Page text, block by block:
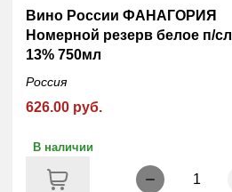
Вино России ФАНАГОРИЯ
Номерной резерв белое п/сл
13% 750мл
Россия
626.00 руб.
В наличии
1